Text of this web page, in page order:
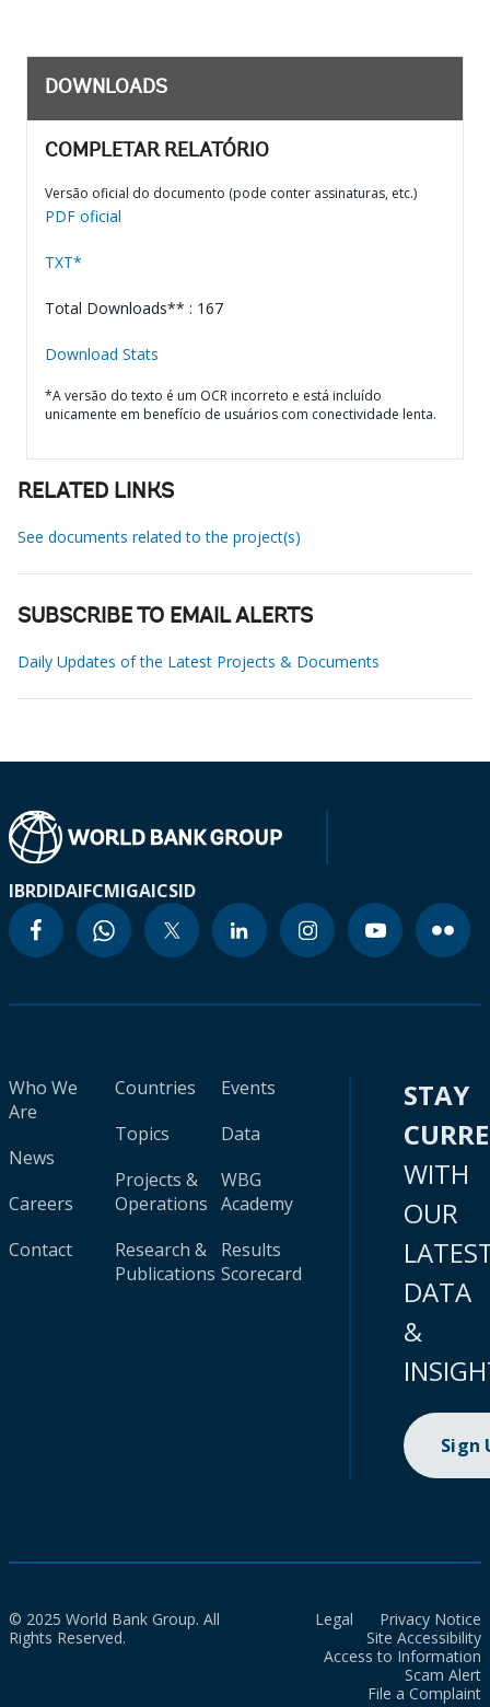
DOWNLOADS
COMPLETAR RELATÓRIO
Versão oficial do documento (pode conter assinaturas, etc.)
PDF oficial
TXT*
Total Downloads** : 167
Download Stats
*A versão do texto é um OCR incorreto e está incluído
unicamente em benefício de usuários com conectividade lenta.
RELATED LINKS
See documents related to the project(s)
SUBSCRIBE TO EMAIL ALERTS
Daily Updates of the Latest Projects & Documents
IBRDIDAIFCMIGAICSID
Who We
Are
News
Careers
Contact
Countries
Topics
Projects &
Operations
Research &
Publications
Events
Data
WBG
Academy
Results
Scorecard
STAY
WITH
OUR
DATA
&
Sign
© 2025 World Bank Group. All
Rights Reserved.
Legal
Privacy Notice
Site Accessibility
Access to Information
Scam Alert
File a Complaint